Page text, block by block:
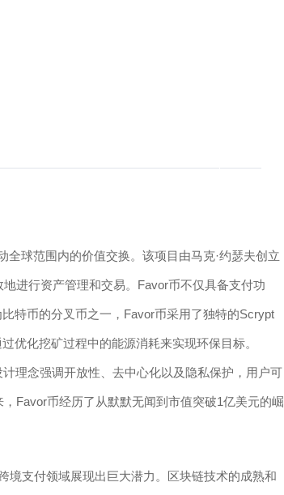
球范围内的价值交换。该项目由马克·约瑟夫创立
进行资产管理和交易。Favor币不仅具备支付功
特币的分叉币之一，Favor币采用了独特的Scrypt
优化挖矿过程中的能源消耗来实现环保目标。
理念强调开放性、去中心化以及隐私保护，用户可
Favor币经历了从默默无闻到市值突破1亿美元的崛
境支付领域展现出巨大潜力。区块链技术的成熟和